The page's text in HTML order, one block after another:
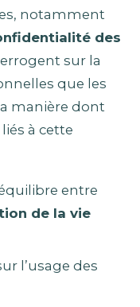
notamment
des
sur la
que les
manière dont
à cette
entre
de la vie
l’usage des